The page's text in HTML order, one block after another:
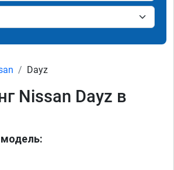
Dayz
Nissan Dayz в